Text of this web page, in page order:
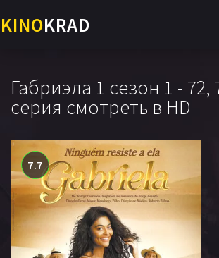
KINOKRAD
Габриэла 1 сезон 1 - 72,
серия смотреть в HD
7.7